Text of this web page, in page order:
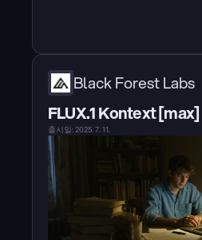
Black Forest Labs
FLUX.1 Kontext [max]
출시일: 2025. 7. 11.